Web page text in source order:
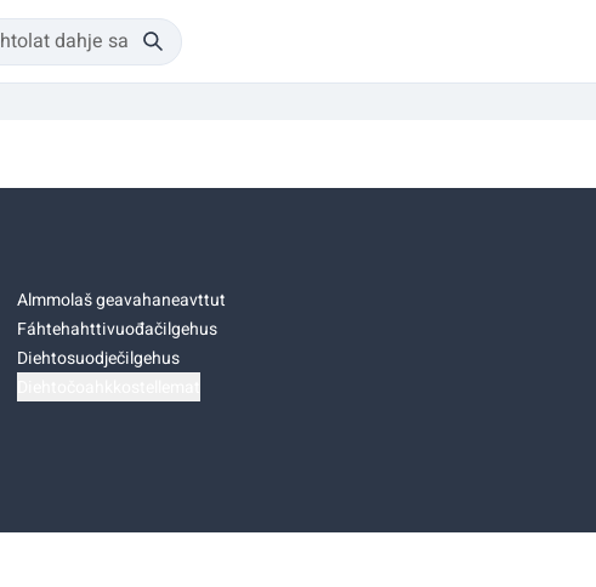
Almmolaš geavahaneavttut
Fáhtehahttivuođačilgehus
Diehtosuodječilgehus